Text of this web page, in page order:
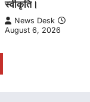
स्वीकृति।
News Desk
August 6, 2026